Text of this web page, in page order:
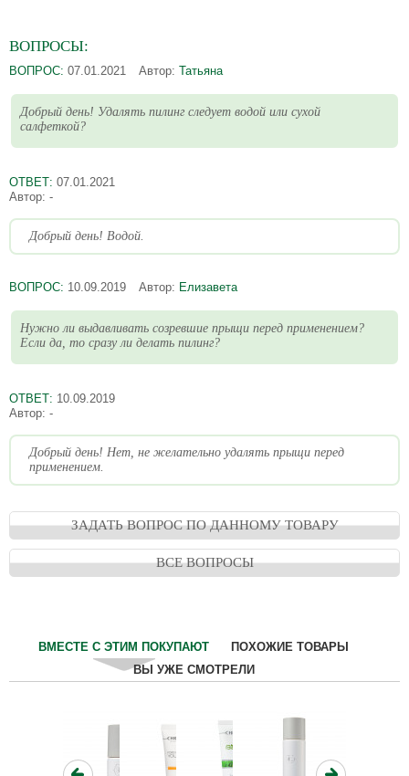
ВОПРОСЫ:
ВОПРОС: 07.01.2021 Автор: Татьяна
Добрый день! Удалять пилинг следует водой или сухой
салфеткой?
ОТВЕТ: 07.01.2021
Автор: -
Добрый день! Водой.
ВОПРОС: 10.09.2019 Автор: Елизавета
Нужно ли выдавливать созревшие прыщи перед применением?
Если да, то сразу ли делать пилинг?
ОТВЕТ: 10.09.2019
Автор: -
Добрый день! Нет, не желательно удалять прыщи перед
применением.
ЗАДАТЬ ВОПРОС ПО ДАННОМУ ТОВАРУ
ВСЕ ВОПРОСЫ
ВМЕСТЕ С ЭТИМ ПОКУПАЮТ
ПОХОЖИЕ ТОВАРЫ
ВЫ УЖЕ СМОТРЕЛИ